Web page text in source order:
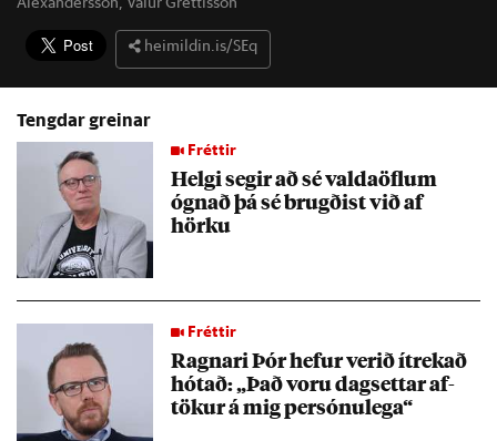
heimildin.is/SEq
Tengdar greinar
Fréttir
Helgi seg­ir að sé valda­öfl­um
ógn­að þá sé brugð­ist við af
hörku
Fréttir
Ragn­ari Þór hef­ur ver­ið ít­rek­að
hót­að: „Það voru dag­sett­ar af­
tök­ur á mig per­sónu­lega“